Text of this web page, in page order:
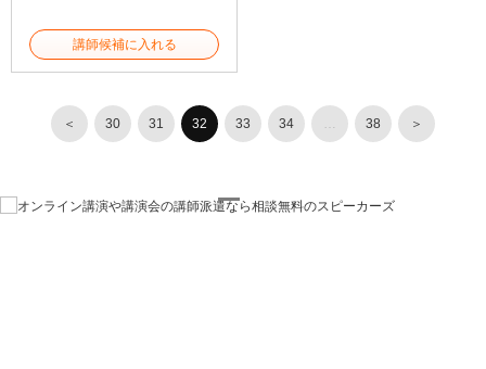
講師候補に入れる
＜ 30 31 32 33 34 38 ＞